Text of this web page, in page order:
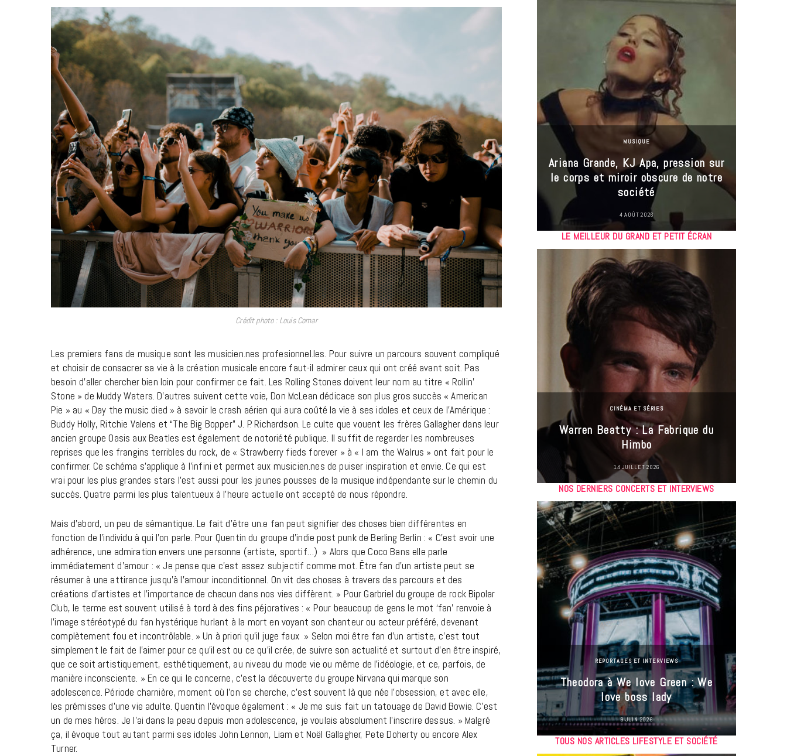
Crédit photo : Louis Comar
Les premiers fans de musique sont les musicien.nes profesionnel.les. Pour suivre un parcours souvent compliqué
et choisir de consacrer sa vie à la création musicale encore faut-il admirer ceux qui ont créé avant soit. Pas
besoin d’aller chercher bien loin pour confirmer ce fait. Les Rolling Stones doivent leur nom au titre « Rollin’
Stone » de Muddy Waters. D’autres suivent cette voie, Don McLean dédicace son plus gros succès « American
Pie » au « Day the music died » à savoir le crash aérien qui aura coûté la vie à ses idoles et ceux de l’Amérique :
Buddy Holly, Ritchie Valens et “The Big Bopper” J. P. Richardson. Le culte que vouent les frères Gallagher dans leur
ancien groupe Oasis aux Beatles est également de notoriété publique. Il suffit de regarder les nombreuses
reprises que les frangins terribles du rock, de « Strawberry fieds forever » à « I am the Walrus » ont fait pour le
confirmer. Ce schéma s’applique à l’infini et permet aux musicien.nes de puiser inspiration et envie. Ce qui est
vrai pour les plus grandes stars l’est aussi pour les jeunes pousses de la musique indépendante sur le chemin du
succès. Quatre parmi les plus talentueux à l’heure actuelle ont accepté de nous répondre.
Mais d’abord, un peu de sémantique. Le fait d’être un.e fan peut signifier des choses bien différentes en
fonction de l’individu à qui l’on parle. Pour Quentin du groupe d’indie post punk de Berling Berlin : « C’est avoir une
adhérence, une admiration envers une personne (artiste, sportif…) » Alors que Coco Bans elle parle
immédiatement d’amour : « Je pense que c’est assez subjectif comme mot. Être fan d’un artiste peut se
résumer à une attirance jusqu’à l’amour inconditionnel. On vit des choses à travers des parcours et des
créations d’artistes et l’importance de chacun dans nos vies diffèrent. » Pour Garbriel du groupe de rock Bipolar
Club, le terme est souvent utilisé à tord à des fins péjoratives : « Pour beaucoup de gens le mot ‘fan’ renvoie à
l’image stéréotypé du fan hystérique hurlant à la mort en voyant son chanteur ou acteur préféré, devenant
complètement fou et incontrôlable. » Un à priori qu’il juge faux » Selon moi être fan d’un artiste, c’est tout
simplement le fait de l’aimer pour ce qu’il est ou ce qu’il crée, de suivre son actualité et surtout d’en être inspiré,
que ce soit artistiquement, esthétiquement, au niveau du mode vie ou même de l’idéologie, et ce, parfois, de
manière inconsciente. » En ce qui le concerne, c’est la découverte du groupe Nirvana qui marque son
adolescence. Période charnière, moment où l’on se cherche, c’est souvent là que née l’obsession, et avec elle,
les prémisses d’une vie adulte. Quentin l’évoque également : « Je me suis fait un tatouage de David Bowie. C’est
un de mes héros. Je l’ai dans la peau depuis mon adolescence, je voulais absolument l’inscrire dessus. » Malgré
ça, il évoque tout autant parmi ses idoles John Lennon, Liam et Noël Gallagher, Pete Doherty ou encore Alex
Turner.
MUSIQUE
Cage The Elephant, l’ivoire du rock
dévoile « Beaches In Tennessee »
MUSIQUE
Ariana Grande, KJ Apa, pression sur
le corps et miroir obscure de notre
société
4 AOÛT 2026
LE MEILLEUR DU GRAND ET PETIT ÉCRAN
CINÉMA ET SÉRIES
Disclosure Day : le retour en grâce
de Steven Spielberg
9 JUIN 2026
CINÉMA ET SÉRIES
Warren Beatty : La Fabrique du
Himbo
14 JUILLET 2026
NOS DERNIERS CONCERTS ET INTERVIEWS
REPORTAGES ET INTERVIEWS
We Love Green se met au vert sur
la Montagne de Gorillaz
7 JUIN 2026
REPORTAGES ET INTERVIEWS
Theodora à We love Green : We
love boss lady
9 JUIN 2026
TOUS NOS ARTICLES LIFESTYLE ET SOCIÉTÉ